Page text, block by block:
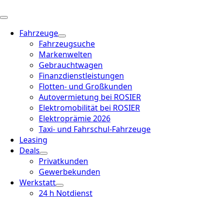
Fahrzeuge
Fahrzeugsuche
Markenwelten
Gebrauchtwagen
Finanzdienstleistungen
Flotten- und Großkunden
Autovermietung bei ROSIER
Elektromobilität bei ROSIER
Elektroprämie 2026
Taxi- und Fahrschul-Fahrzeuge
Leasing
Deals
Privatkunden
Gewerbekunden
Werkstatt
24 h Notdienst